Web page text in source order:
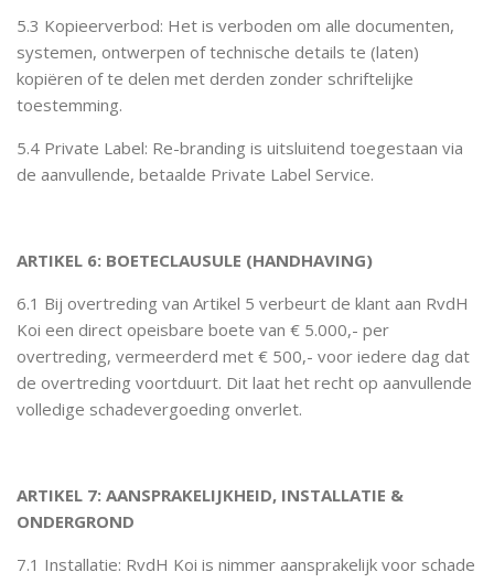
5.3 Kopieerverbod: Het is verboden om alle documenten,
systemen, ontwerpen of technische details te (laten)
kopiëren of te delen met derden zonder schriftelijke
toestemming.
5.4 Private Label: Re-branding is uitsluitend toegestaan via
de aanvullende, betaalde Private Label Service.
ARTIKEL 6: BOETECLAUSULE (HANDHAVING)
6.1 Bij overtreding van Artikel 5 verbeurt de klant aan RvdH
Koi een direct opeisbare boete van € 5.000,- per
overtreding, vermeerderd met € 500,- voor iedere dag dat
de overtreding voortduurt. Dit laat het recht op aanvullende
volledige schadevergoeding onverlet.
ARTIKEL 7: AANSPRAKELIJKHEID, INSTALLATIE &
ONDERGROND
7.1 Installatie: RvdH Koi is nimmer aansprakelijk voor schade